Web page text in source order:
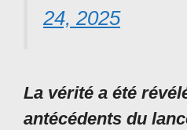
24, 2025
La vérité a été
antécédents du